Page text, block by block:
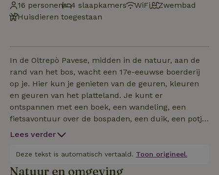
16 personen
4 slaapkamers WiFi
Zwembad
Huisdieren toegestaan
In de Oltrepò Pavese, midden in de natuur, aan de
rand van het bos, wacht een 17e-eeuwse boerderij
op je. Hier kun je genieten van de geuren, kleuren
en geuren van het platteland. Je kunt er
ontspannen met een boek, een wandeling, een
fietsavontuur over de bospaden, een duik, een potje
tafelvoetbal en een goed glas wijn. Wat je vindt: -
met open haard - Volledig uitgeruste keuken - Grote
tuin met zoutwaterzwembad - Uitzicht op de
Lees verder
Deze tekst is automatisch vertaald. Toon origineel.
Natuur en omgeving